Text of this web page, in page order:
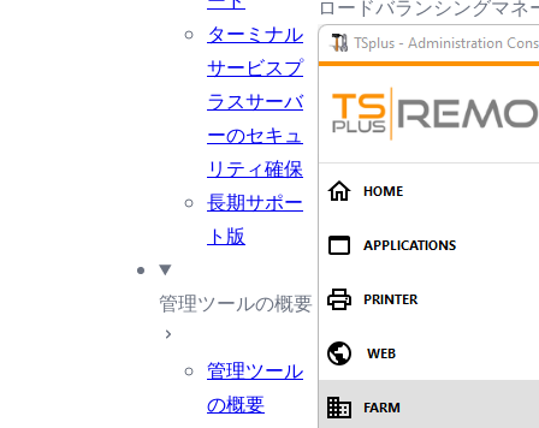
ターミナル
サービスプ
ラスサーバ
ーのセキュ
リティ確保
長期サポー
ト版
管理ツールの概要
管理ツール
の概要
ロードバランシングマ